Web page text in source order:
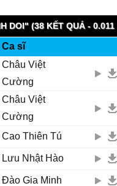
DOI" (38 KẾT QUẢ - 0.011
Ca sĩ
Châu Việt
Cường
Châu Việt
Cường
Cao Thiên Tú
Lưu Nhật Hào
Đào Gia Minh